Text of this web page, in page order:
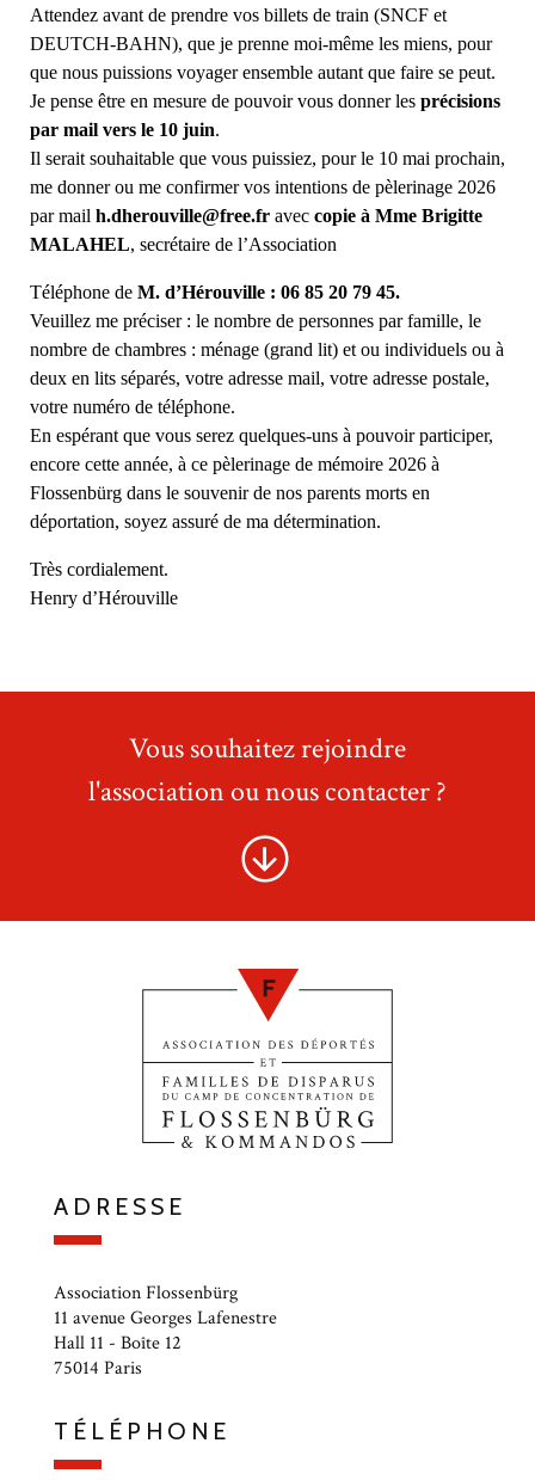
Attendez avant de prendre vos billets de train (SNCF et
DEUTCH-BAHN), que je prenne moi-même les miens, pour
que nous puissions voyager ensemble autant que faire se peut.
Je pense être en mesure de pouvoir vous donner les précisions
par mail vers le 10 juin.
Il serait souhaitable que vous puissiez, pour le 10 mai prochain,
me donner ou me confirmer vos intentions de pèlerinage 2026
par mail h.dherouville@free.fr avec copie à Mme Brigitte
MALAHEL, secrétaire de l’Association
Téléphone de M. d’Hérouville : 06 85 20 79 45.
Veuillez me préciser : le nombre de personnes par famille, le
nombre de chambres : ménage (grand lit) et ou individuels ou à
deux en lits séparés, votre adresse mail, votre adresse postale,
votre numéro de téléphone.
En espérant que vous serez quelques-uns à pouvoir participer,
encore cette année, à ce pèlerinage de mémoire 2026 à
Flossenbürg dans le souvenir de nos parents morts en
déportation, soyez assuré de ma détermination.
Très cordialement.
Henry d’Hérouville
Vous souhaitez rejoindre
l'association ou nous contacter ?
ADRESSE
Association Flossenbürg
11 avenue Georges Lafenestre
Hall 11 - Boîte 12
75014 Paris
TÉLÉPHONE